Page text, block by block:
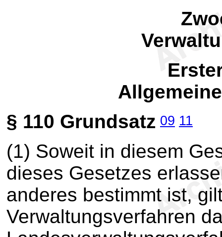
§ 110 Grundsatz 09 11
(1) Soweit in diesem
dieses Gesetzes
anderes bestimmt ist,
Verwaltungsverfahren